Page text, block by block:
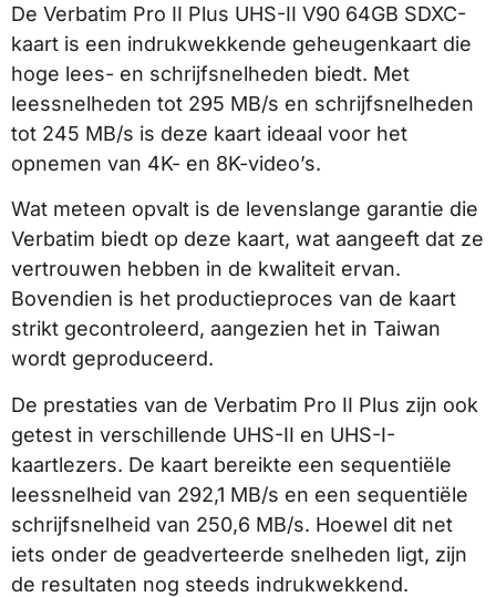
De Verbatim Pro II Plus UHS-II V90 64GB SDXC-
kaart is een indrukwekkende geheugenkaart die
hoge lees- en schrijfsnelheden biedt. Met
leessnelheden tot 295 MB/s en schrijfsnelheden
tot 245 MB/s is deze kaart ideaal voor het
opnemen van 4K- en 8K-video’s.
Wat meteen opvalt is de levenslange garantie die
Verbatim biedt op deze kaart, wat aangeeft dat ze
vertrouwen hebben in de kwaliteit ervan.
Bovendien is het productieproces van de kaart
strikt gecontroleerd, aangezien het in Taiwan
wordt geproduceerd.
De prestaties van de Verbatim Pro II Plus zijn ook
getest in verschillende UHS-II en UHS-I-
kaartlezers. De kaart bereikte een sequentiële
leessnelheid van 292,1 MB/s en een sequentiële
schrijfsnelheid van 250,6 MB/s. Hoewel dit net
iets onder de geadverteerde snelheden ligt, zijn
de resultaten nog steeds indrukwekkend.